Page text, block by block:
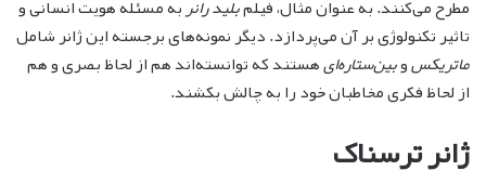
مطرح می‌کنند. به عنوان مثال، فیلمبلید رانربه مسئله هویت انسانی و
تاثیر تکنولوژی بر آن می‌پردازد. دیگر نمونه‌های برجسته این ژانر شامل
ماتریکسوبین‌ستاره‌ایهستند که توانسته‌اند هم از لحاظ بصری و هم
از لحاظ فکری مخاطبان خود را به چالش بکشند.
ژانر ترسناک